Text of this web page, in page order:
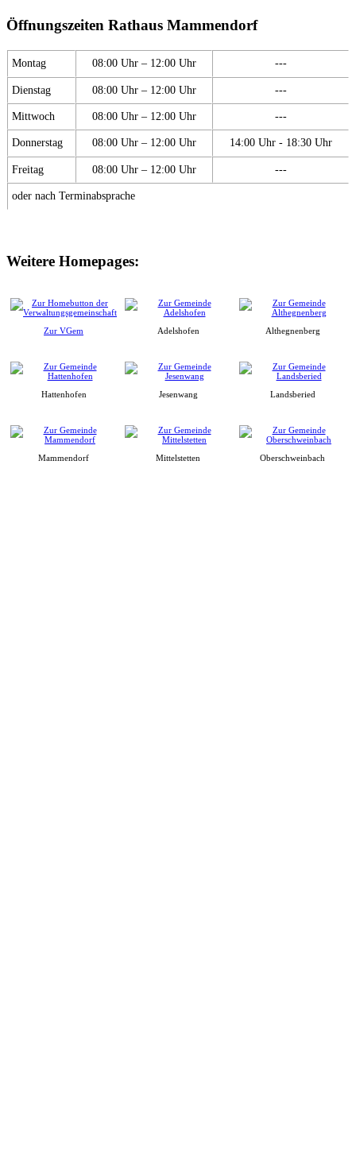
Öffnungszeiten Rathaus Mammendorf
Montag 08:00 Uhr – 12:00 Uhr ---
Dienstag 08:00 Uhr – 12:00 Uhr ---
Mittwoch 08:00 Uhr – 12:00 Uhr ---
Donnerstag 08:00 Uhr – 12:00 Uhr 14:00 Uhr - 18:30 Uhr
Freitag 08:00 Uhr – 12:00 Uhr ---
oder nach Terminabsprache
Weitere Homepages:
Zur VGem Adelshofen Althegnenberg
Hattenhofen Jesenwang Landsberied
Mammendorf Mittelstetten Oberschweinbach